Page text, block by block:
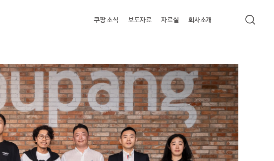
쿠팡 소식 보도자료 자료실 회사소개 검색